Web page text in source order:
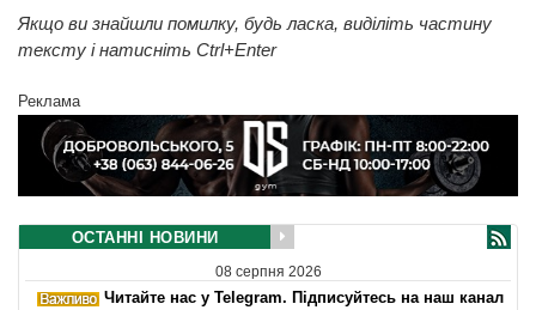
Якщо ви знайшли помилку, будь ласка, виділіть частину
тексту і натисніть Ctrl+Enter
Реклама
ОСТАННІ НОВИНИ
08 серпня 2026
Читайте нас у Telegram. Підписуйтесь на наш канал